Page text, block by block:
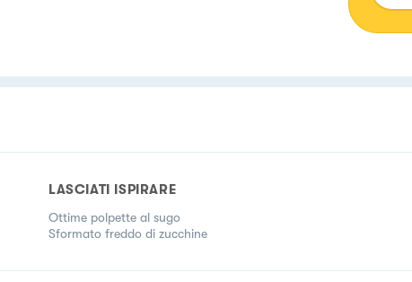
LASCIATI ISPIRARE
Ottime polpette al sugo
Sformato freddo di zucchine